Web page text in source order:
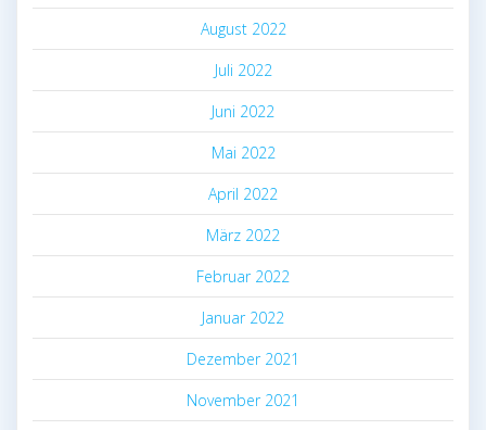
August 2022
Juli 2022
Juni 2022
Mai 2022
April 2022
März 2022
Februar 2022
Januar 2022
Dezember 2021
November 2021